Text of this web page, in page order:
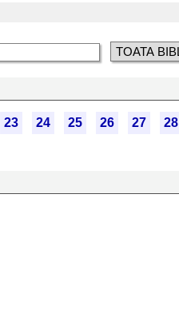
23 24 25 26 27 28